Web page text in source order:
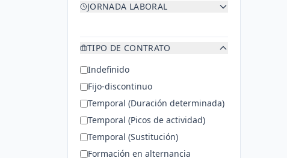
JORNADA LABORAL
TIPO DE CONTRATO
Indefinido
Fijo-discontinuo
Temporal (Duración determinada)
Temporal (Picos de actividad)
Temporal (Sustitución)
Formación en alternancia